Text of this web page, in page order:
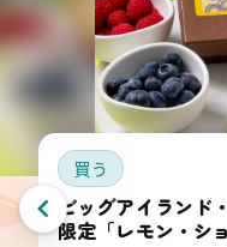
買う
ビッグアイランド
限定「レモン・シ